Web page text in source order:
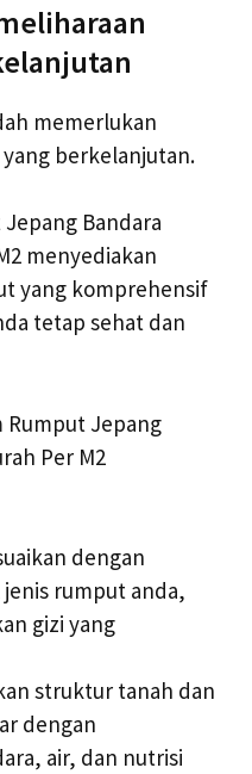
memerlukan
berkelanjutan.
Jepang Bandara
menyediakan
yang komprehensif
tetap sehat dan
Rumput Jepang
Per M2
dengan
rumput anda,
gizi yang
struktur tanah dan
dengan
air, dan nutrisi